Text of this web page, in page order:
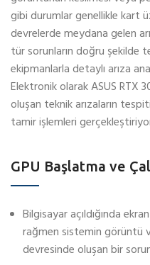
gibi durumlar genellikle kart
devrelerde meydana gelen
tür sorunların doğru şekilde
ekipmanlarla detaylı arıza
Elektronik olarak ASUS RTX
oluşan teknik arızaların
tamir işlemleri
GPU Başlatma ve
Bilgisayar açıldığında
rağmen sistemin görüntü
devresinde oluşan bir